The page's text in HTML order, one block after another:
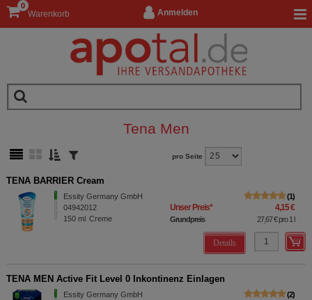
Anmelden
Warenkorb
0
Tena Men
pro Seite
TENA BARRIER Cream
Essity Germany GmbH
04942012
150 ml Creme
1
Unser Preis* 4,15 €
Grundpreis 27,67 €pro 1 l
Details
TENA MEN Active Fit Level 0 Inkontinenz Einlagen
Essity Germany GmbH
2